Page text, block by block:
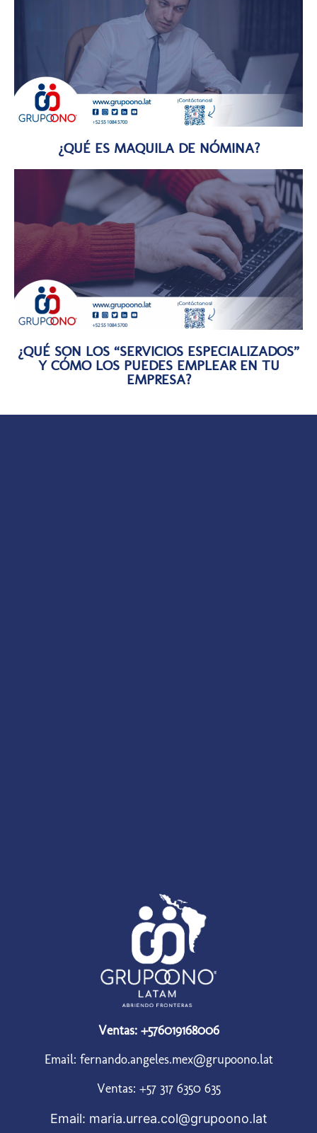
¿QUÉ ES MAQUILA DE NÓMINA?
¿QUÉ SON LOS “SERVICIOS ESPECIALIZADOS”
Y CÓMO LOS PUEDES EMPLEAR EN TU
EMPRESA?
Ventas: +576019168006
Email: fernando.angeles.mex@grupoono.lat
Ventas: +57 317 6350 635
Email: maria.urrea.col@grupoono.lat